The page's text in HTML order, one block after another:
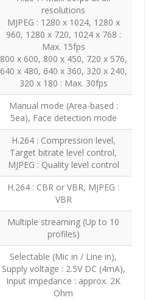
resolutions
MJPEG : 1280 x 1024, 1280 x
960, 1280 x 720, 1024 x 768 :
Max. 15fps
800 x 600, 800 x 450, 720 x 576,
640 x 480, 640 x 360, 320 x 240,
320 x 180 : Max. 30fps
Manual mode (Area-based :
5ea), Face detection mode
H.264 : Compression level,
Target bitrate level control,
MJPEG : Quality level control
H.264 : CBR or VBR, MJPEG :
VBR
Multiple streaming (Up to 10
profiles)
Selectable (Mic in / Line in),
Supply voltage : 2.5V DC (4mA),
Input impedance : approx. 2K
Ohm